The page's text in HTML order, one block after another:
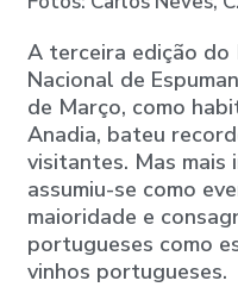
A terceira edição do
Nacional de
de Março, como
Anadia, bateu
visitantes. Mas
assumiu-se como
maioridade e
portugueses como
vinhos portugueses.